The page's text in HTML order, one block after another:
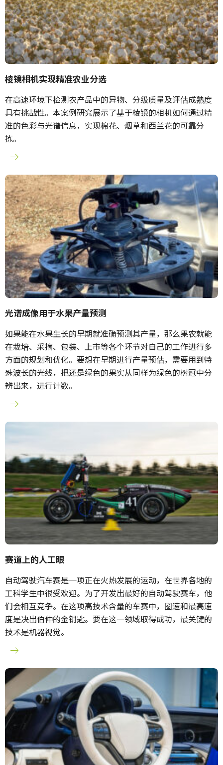
棱镜相机实现精准农业分选
在高速环境下检测农产品中的异物、分级质量及评估成熟度
具有挑战性。本案例研究展示了基于棱镜的相机如何通过精
准的色彩与光谱信息，实现棉花、烟草和西兰花的可靠分
拣。
光谱成像用于水果产量预测
如果能在水果生长的早期就准确预测其产量，那么果农就能
在栽培、采摘、包装、上市等各个环节对自己的工作进行多
方面的规划和优化。要想在早期进行产量预估，需要用到特
殊波长的光线，把还是绿色的果实从同样为绿色的树冠中分
辨出来，进行计数。
赛道上的人工眼
自动驾驶汽车赛是一项正在火热发展的运动，在世界各地的
工科学生中很受欢迎。为了开发出最好的自动驾驶赛车，他
们会相互竞争。在这项高技术含量的车赛中，圈速和最高速
度是决出伯仲的金钥匙。要在这一领域取得成功，最关键的
技术是机器视觉。